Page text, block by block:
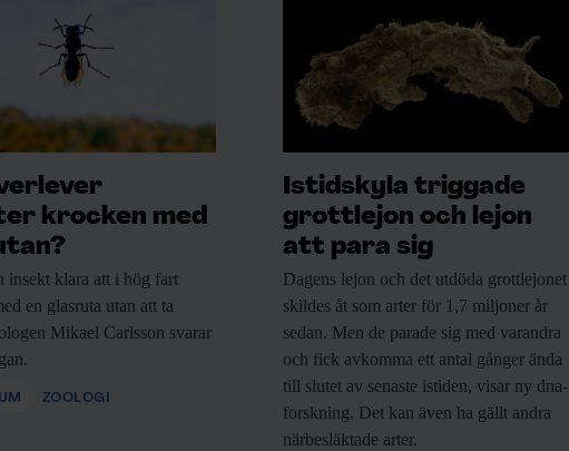
utanför, i lobbyn, som har gett
på en skärm och se
ta kontakt med delegaterna och
och processerna väldigt bra. De
vad behöver du för underlag”.
in till delegationernas egna rum
gäller förstås framför allt de som
Adrienne Sörbom.
beslutsunderlag?
krocken med
insekt klara att i hög fart
en glasruta utan att ta
Mikael Carlsson svarar
ZOOLOGI
Istidskyla triggade
grottlejon och lejon
att para sig
Dagens lejon och det utdöda grottlejonet
skildes åt som arter för 1,7 miljoner år
sedan. Men de parade sig med varandra
och fick avkomma ett antal gånger ända
till slutet av senaste istiden, visar ny dna-
forskning. Det kan även ha gällt andra
närbesläktade arter.